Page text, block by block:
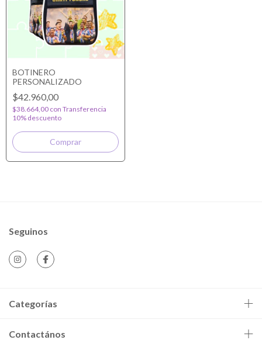
BOTINERO
PERSONALIZADO
$42.960,00
$38.664,00 con Transferencia
10% descuento
Seguinos
Categorías
Contactános